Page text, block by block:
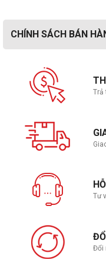
LAN 1x
Bàn phím , Chuột
Chuột
Giao tiếp mở rộng
Kết nối USB
to
1 x
CHÍNH SÁCH BÁN
Trả
Tư
Đổi